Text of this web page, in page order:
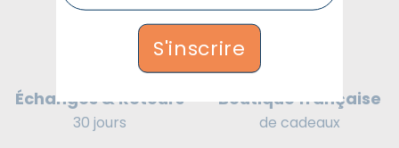
S'inscrire
Échanges & Retours
30 jours
Boutique française
de cadeaux